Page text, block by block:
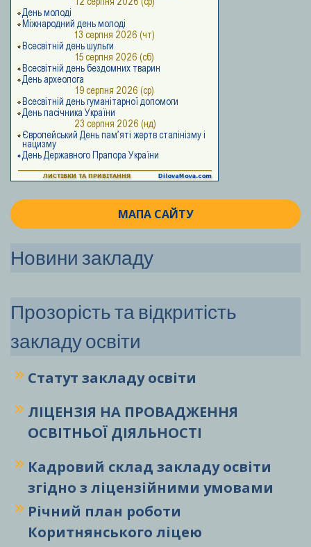
МАПА САЙТУ
Новини закладу
Прозорість та відкритість
закладу освіти
Статут закладу освіти
ЛІЦЕНЗІЯ НА ПРОВАДЖЕННЯ
ОСВІТНЬОЇ ДІЯЛЬНОСТІ
Кадровий склад закладу освіти
згідно з ліцензійними умовами
Річний план роботи
Коритнянського ліцею